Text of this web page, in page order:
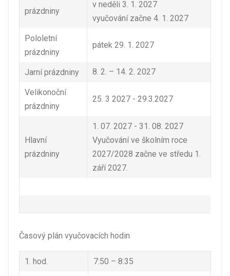
prázdniny
v neděli 3. 1. 2027
vyučování začne 4. 1. 2027
Pololetní
prázdniny
pátek 29. 1. 2027
Jarní prázdniny 8. 2. – 14. 2. 2027
Velikonoční
prázdniny
25. 3 2027 - 29.3.2027
Hlavní
prázdniny
1. 07. 2027 - 31. 08. 2027
Vyučování ve školním roce
2027/2028 začne ve středu 1.
září 2027.
Časový plán vyučovacích hodin
1. hod. 7:50 – 8:35